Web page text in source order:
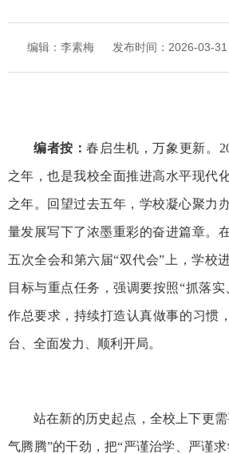
编辑：李素梅 发布时间：2026-03-31
编者按：春启生机，万象更新。
之年，也是我校全面推进高水平现代
之年。回望过去五年，学校凝心聚力
量发展写下了浓墨重彩的奋进篇章。
五次全会和第六届“双代会”上，学校
目标与重点任务，强调要按照“抓落
作总要求，持续打造认真做事的习惯
台、全面发力、顺利开局。
站在新的历史起点，全校上下更
气腾腾”的干劲，把“严谨治学、严谨